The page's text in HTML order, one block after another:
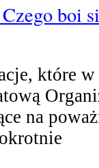
boi
które
na